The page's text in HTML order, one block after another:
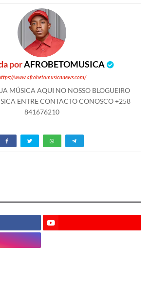
porAFROBETOMUSICA
www.afrobetomusicanews.com/
MÚSICA AQUI NO NOSSO BLOGUEIRO
ENTRE CONTACTO CONOSCO +258
841676210